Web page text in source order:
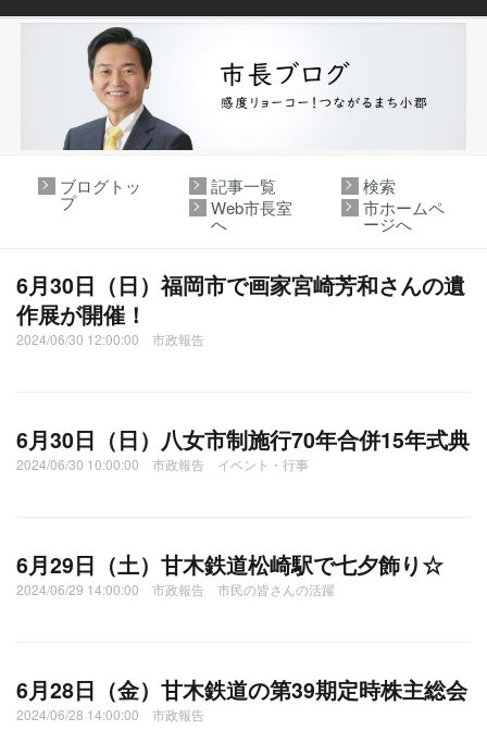
ブログトッ
プ
記事一覧
検索
Web市長室
へ
市ホームペ
ージへ
6月30日（日）福岡市で画家宮崎芳和さんの遺
作展が開催！
2024/06/30 12:00:00 市政報告
6月30日（日）八女市制施行70年合併15年式典
2024/06/30 10:00:00 市政報告 イベント・行事
6月29日（土）甘木鉄道松崎駅で七夕飾り☆
2024/06/29 14:00:00 市政報告 市民の皆さんの活躍
6月28日（金）甘木鉄道の第39期定時株主総会
2024/06/28 14:00:00 市政報告